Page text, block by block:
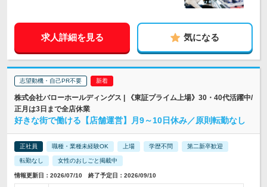
求人詳細を見る 気になる
志望動機・自己PR不要
株式会社バローホールディングス | 《東証プライム上場》30・40代活躍中/
正月は3日まで全店休業
好きな街で働ける【店舗運営】月9～10日休み／原則転勤なし
正社員 職種・業種未経験OK 上場 学歴不問 第二新卒歓迎
転勤なし 女性のおしごと掲載中
情報更新日：2026/07/10 終了予定日：2026/09/10